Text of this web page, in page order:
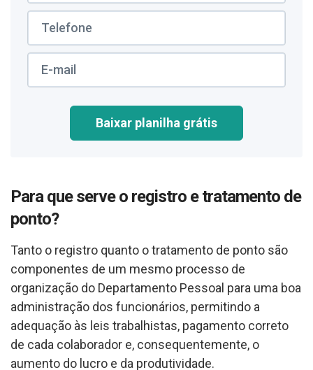
Baixar planilha grátis
Para que serve o registro e tratamento de
ponto?
Tanto o registro quanto o tratamento de ponto são
componentes de um mesmo processo de
organização do Departamento Pessoal para uma boa
administração dos funcionários, permitindo a
adequação às leis trabalhistas, pagamento correto
de cada colaborador e, consequentemente, o
aumento do lucro e da produtividade.